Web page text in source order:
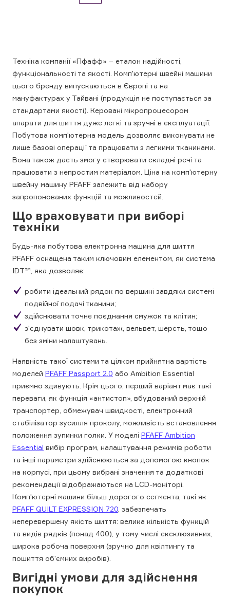
Техніка компанії «Пфафф» – еталон надійності,
функціональності та якості. Комп'ютерні швейні машини
цього бренду випускаються в Європі та на
мануфактурах у Тайвані (продукція не поступається за
стандартами якості). Керовані мікропроцесором
апарати для шиття дуже легкі та зручні в експлуатації.
Побутова комп'ютерна модель дозволяє виконувати не
лише базові операції та працювати з легкими тканинами.
Вона також дасть змогу створювати складні речі та
працювати з непростим матеріалом. Ціна на комп'ютерну
швейну машину PFAFF залежить від набору
запропонованих функцій та можливостей.
Що враховувати при виборі
техніки
Будь-яка побутова електронна машина для шиття
PFAFF оснащена таким ключовим елементом, як система
IDT™, яка дозволяє:
робити ідеальний рядок по вершині завдяки системі
подвійної подачі тканини;
здійснювати точне поєднання смужок та клітин;
з'єднувати шовк, трикотаж, вельвет, шерсть, тощо
без зміни налаштувань.
Наявність такої системи та цілком прийнятна вартість
моделей PFAFF Passport 2.0 або Ambition Essential
приємно здивують. Крім цього, перший варіант має такі
переваги, як функція «антистоп», вбудований верхній
транспортер, обмежувач швидкості, електронний
стабілізатор зусилля проколу, можливість встановлення
положення зупинки голки. У моделі PFAFF Ambition
Essential вибір програм, налаштування режимів роботи
та інші параметри здійснюються за допомогою кнопок
на корпусі, при цьому вибрані значення та додаткові
рекомендації відображаються на LCD-моніторі.
Комп'ютерні машини більш дорогого сегмента, такі як
PFAFF QUILT EXPRESSION 720, забезпечать
неперевершену якість шиття: велика кількість функцій
та видів рядків (понад 400), у тому числі ексклюзивних,
широка робоча поверхня (зручно для квілтингу та
пошиття об'ємних виробів).
Вигідні умови для здійснення
покупок